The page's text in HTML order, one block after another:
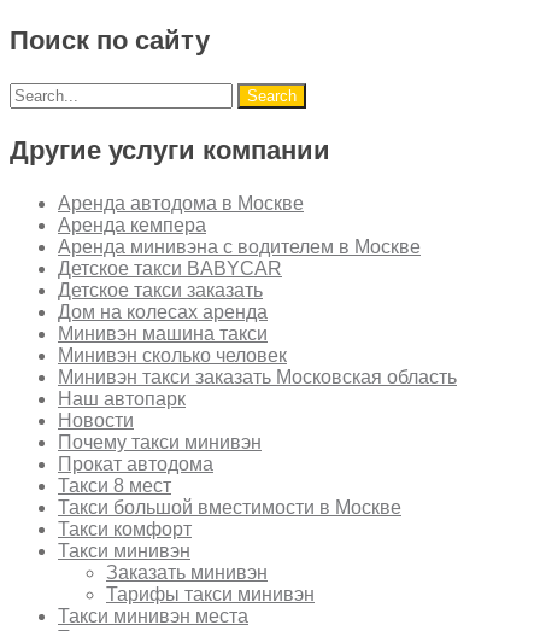
Поиск по сайту
Другие услуги компании
Аренда автодома в Москве
Аренда кемпера
Аренда минивэна с водителем в Москве
Детское такси BABYCAR
Детское такси заказать
Дом на колесах аренда
Минивэн машина такси
Минивэн сколько человек
Минивэн такси заказать Московская область
Наш автопарк
Новости
Почему такси минивэн
Прокат автодома
Такси 8 мест
Такси большой вместимости в Москве
Такси комфорт
Такси минивэн
Заказать минивэн
Тарифы такси минивэн
Такси минивэн места